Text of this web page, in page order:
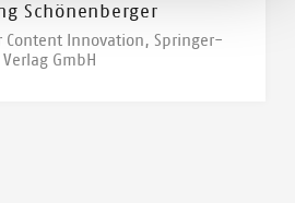
Schönenberger
Content Innovation, Springer-
Verlag GmbH